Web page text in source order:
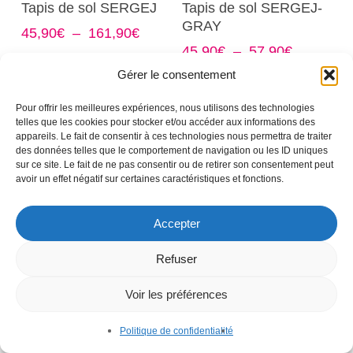
Gérer le consentement
Pour offrir les meilleures expériences, nous utilisons des technologies
telles que les cookies pour stocker et/ou accéder aux informations des
appareils. Le fait de consentir à ces technologies nous permettra de traiter
des données telles que le comportement de navigation ou les ID uniques
sur ce site. Le fait de ne pas consentir ou de retirer son consentement peut
avoir un effet négatif sur certaines caractéristiques et fonctions.
Accepter
Refuser
Voir les préférences
Politique de confidentialité
du
produit
du
produit
produit
a
options
peuvent
être
choisies
page
Tapis de sol SERGEJ
45,90€ – 161,90€Plage
prix :
45,90€
à
161,90€
produit
a
plusieurs
variations.
options
peuvent
être
choisies
la
page
du
Tapis de sol SERGEJ-
GRAY
45,90€ – 57,90€Plage
prix :
45,90€
à
57,90€
Ce
€Plage
prix :
Ce
produit
variations.
Tapis de sol SINFONIA